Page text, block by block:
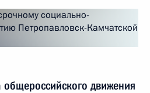
общероссийского движения